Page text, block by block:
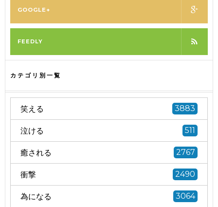
GOOGLE+
FEEDLY
カテゴリ別一覧
笑える 3883
泣ける 511
癒される 2767
衝撃 2490
為になる 3064